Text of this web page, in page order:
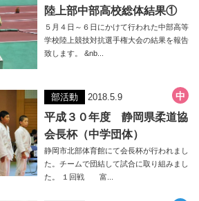
陸上部中部高校総体結果①
５月４日～６日にかけて行われた中部高等
学校陸上競技対抗選手権大会の結果を報告
致します。 &nb...
部活動 2018.5.9
平成３０年度 静岡県柔道協
会長杯（中学団体）
静岡市北部体育館にて会長杯が行われまし
た。チームで団結して試合に取り組みまし
た。 １回戦 富...